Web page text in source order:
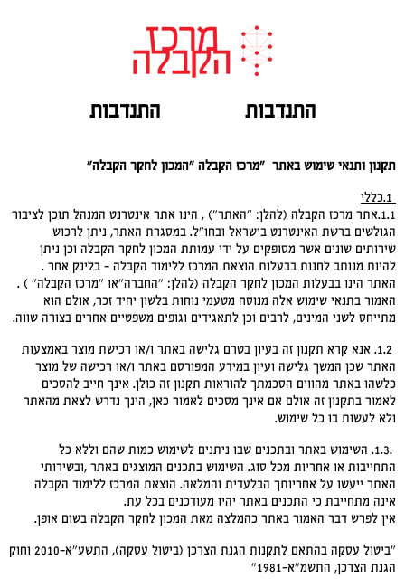
התנדבות התנדבות
תקנון ותנאי שימוש באתר "מרכז הקבלה "המכון לחקר הקבלה"
כללי
1.1.אתר מרכז הקבלה (להלן: "האתר") , הינו אתר אינטרנט המנהל תוכן לציבור
הגולשים ברשת האינטרנט בישראל ובחו"ל. במסגרת האתר, ניתן לרכוש
שירותים שונים אשר מסופקים על ידי עמותת המכון לחקר הקבלה וכן ניתן
להיות מנותב לחנות בבעלות הוצאת המרכז ללימוד הקבלה – בלינק אחר .
האתר הינו בבעלות המכון לחקר הקבלה (להלן: "החברה"או "מרכז הקבלה" ) .
האמור בתנאי שימוש אלה מנוסח מטעמי נוחות בלשון יחיד זכר, אולם הוא
מתייחס לשני המינים, לרבים וכן לתאגידים וגופים משפטיים אחרים בצורה שווה.
1.2. אנא קרא תקנון זה בעיון בטרם גלישה באתר ו/או רכישת מוצר באמצעות
האתר שכן המשך גלישה ועיון במידע המפורסם באתר ו/או רכישה של מוצר
כלשהו באתר מהווים הסכמתך להוראות תקנון זה כולן. אינך חייב להסכים
לאמור בתקנון זה אולם אם אינך מסכים לאמור כאן, הינך נדרש לצאת מהאתר
ולא לעשות בו כל שימוש.
.1.3. השימוש באתר ובתכנים שבו ניתנים לשימוש כמות שהם וללא כל
התחייבות או אחריות מכל סוג. השימוש בתכנים המוצגים באתר ,ובשירותי
האתר ייעשו על אחריותך הבלעדית והמלאה. הוצאת המרכז ללימוד הקבלה
אינה מתחייבת כי התכנים באתר יהיו מעודכנים בכל עת.
אין לפרש דבר האמור באתר כהמלצה מאת המכון לחקר הקבלה בשום אופן.
"ביטול עסקה בהתאם לתקנות הגנת הצרכן (ביטול עסקה), התשע"א-2010 וחוק
הגנת הצרכן, התשמ"א-1981"